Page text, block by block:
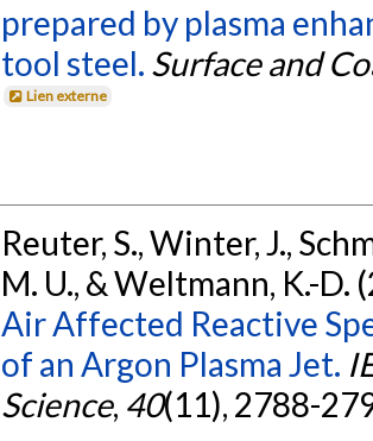
prepared by plasma
tool steel. Surface and
Lien externe
Reuter, S., Winter, J.,
M. U., & Weltmann, K.-D.
Air Affected Reactive
of an Argon Plasma Jet.
Science, 40(11), 2788-